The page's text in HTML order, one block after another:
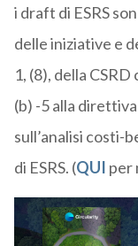
i draft di ESRS
delle iniziative e
1, (8), della
(b) -5 alla
sull’analisi costi-
di ESRS. (QUI per